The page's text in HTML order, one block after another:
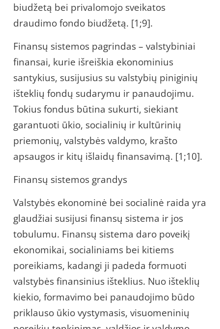
biudžetą bei privalomojo sveikatos
draudimo fondo biudžetą. [1;9].
Finansų sistemos pagrindas – valstybiniai
finansai, kurie išreiškia ekonominius
santykius, susijusius su valstybių piniginių
išteklių fondų sudarymu ir panaudojimu.
Tokius fondus būtina sukurti, siekiant
garantuoti ūkio, socialinių ir kultūrinių
priemonių, valstybės valdymo, krašto
apsaugos ir kitų išlaidų finansavimą. [1;10].
Finansų sistemos grandys
Valstybės ekonominė bei socialinė raida yra
glaudžiai susijusi finansų sistema ir jos
tobulumu. Finansų sistema daro poveikį
ekonomikai, socialiniams bei kitiems
poreikiams, kadangi ji padeda formuoti
valstybės finansinius išteklius. Nuo išteklių
kiekio, formavimo bei panaudojimo būdo
priklauso ūkio vystymasis, visuomeninių